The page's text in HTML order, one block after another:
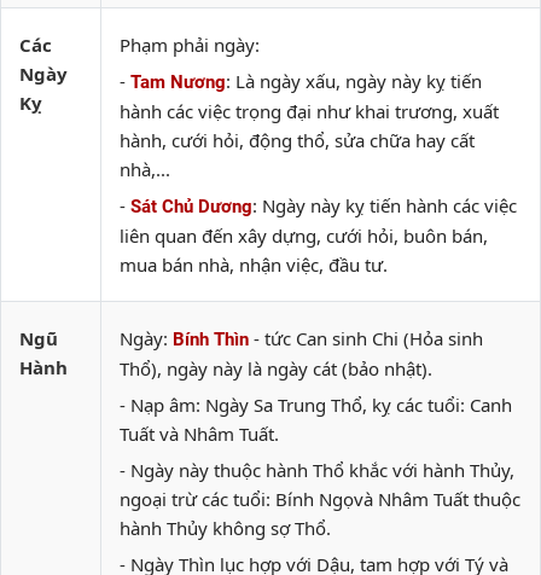
Các
Ngày
Kỵ
Phạm phải ngày:
- Tam Nương: Là ngày xấu, ngày này kỵ tiến
hành các việc trọng đại như khai trương, xuất
hành, cưới hỏi, động thổ, sửa chữa hay cất
nhà,...
- Sát Chủ Dương: Ngày này kỵ tiến hành các việc
liên quan đến xây dựng, cưới hỏi, buôn bán,
mua bán nhà, nhận việc, đầu tư.
Ngũ
Hành
Ngày: Bính Thìn - tức Can sinh Chi (Hỏa sinh
Thổ), ngày này là ngày cát (bảo nhật).
- Nạp âm: Ngày Sa Trung Thổ, kỵ các tuổi: Canh
Tuất và Nhâm Tuất.
- Ngày này thuộc hành Thổ khắc với hành Thủy,
ngoại trừ các tuổi: Bính Ngọvà Nhâm Tuất thuộc
hành Thủy không sợ Thổ.
- Ngày Thìn lục hợp với Dậu, tam hợp với Tý và